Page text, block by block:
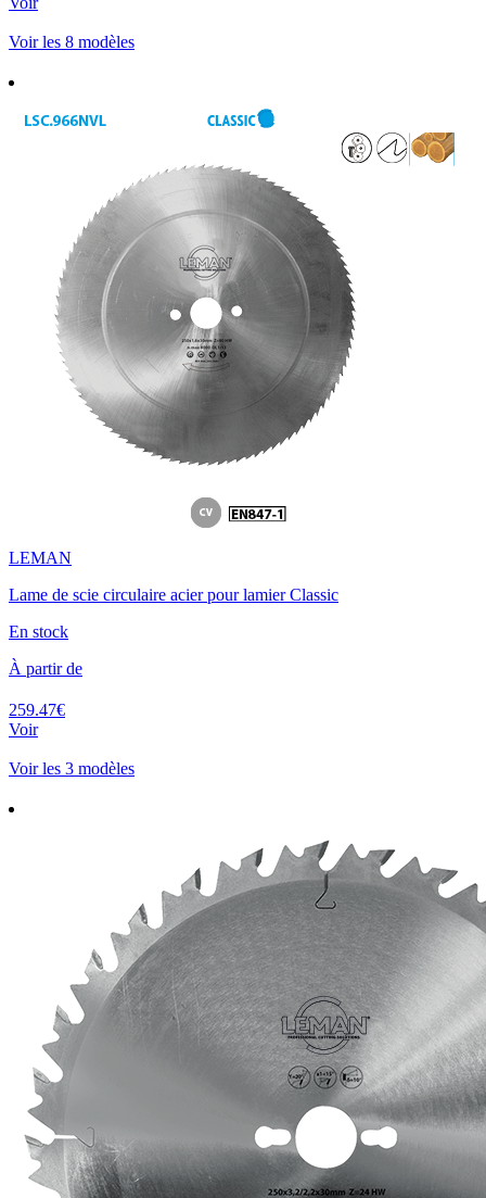
Voir les 8 modèles
LEMAN
Lame de scie circulaire acier pour lamier Classic
En stock
À partir de
259.47€
Voir
Voir les 3 modèles